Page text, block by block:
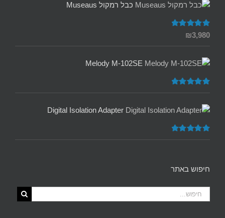
כבל רמקול Museaus
דורג5.00
₪3,980
Melody M-102SE
דורג5.00
Digital Isolation Adapter
דורג5.00
חיפוש באתר